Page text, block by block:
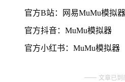
官方B站：网易MuMu模拟
官方抖音：MuMu模拟器
官方小红书：MuMu模拟器
文章已到